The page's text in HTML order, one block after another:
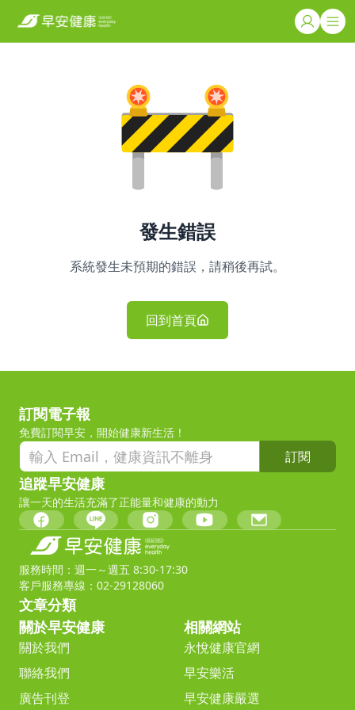
發生錯誤
系統發生未預期的錯誤，請稍後再試。
回到首頁
訂閱電子報
免費訂閱早安，開始健康新生活！
訂閱
追蹤早安健康
讓一天的生活充滿了正能量和健康的動力
服務時間：週一～週五 8:30-17:30
客戶服務專線：02-29128060
文章分類
關於早安健康
關於我們
聯絡我們
廣告刊登
相關網站
永悅健康官網
早安樂活
早安健康嚴選